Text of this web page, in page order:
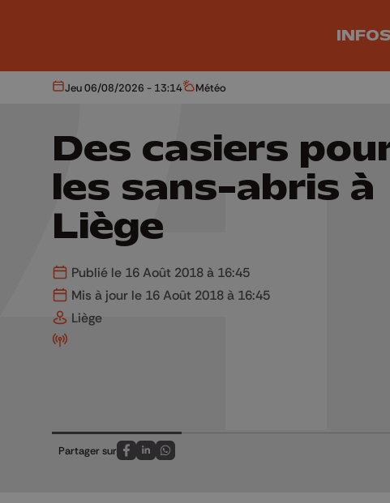
INFOS
Aujourd'hui
Jeu 06/08/2026 - 13:14 Météo
Météo
Des casiers
les sans-abris à
Liège
Publié le 16 Août 2018 à 16:45
Mis à jour le 16 Août 2018 à 16:45
Liège
Partager sur
Partagez sur FaceBook
Partagez sur LinkedIn
Partagez sur Whatsapp